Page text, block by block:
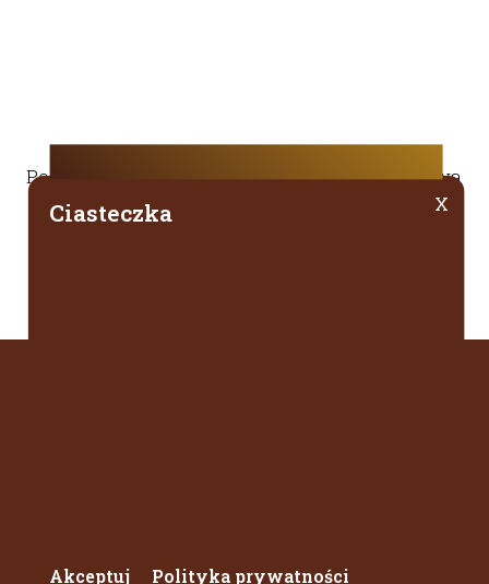
Ciasteczka
Akceptuj Polityka prywatności
X
Podpisano umowę w programie Kultura Cyfrowa
Kontakt